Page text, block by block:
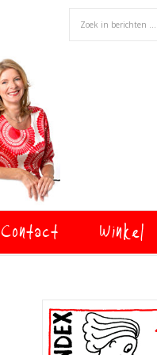
Contact Winkel
Primaire
Sidebar